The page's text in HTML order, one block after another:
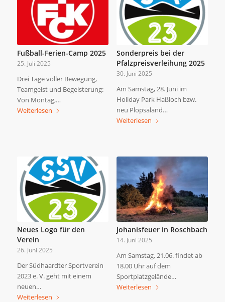
Fußball-Ferien-Camp 2025
25. Juli 2025
Drei Tage voller Bewegung,
Teamgeist und Begeisterung:
Von Montag,…
Weiterlesen
Sonderpreis bei der
Pfalzpreisverleihung 2025
30. Juni 2025
Am Samstag, 28. Juni im
Holiday Park Haßloch bzw.
neu Plopsaland…
Weiterlesen
Neues Logo für den
Verein
26. Juni 2025
Der Südhaardter Sportverein
2023 e. V. geht mit einem
neuen…
Weiterlesen
Johanisfeuer in Roschbach
14. Juni 2025
Am Samstag, 21.06. findet ab
18.00 Uhr auf dem
Sportplatzgelände…
Weiterlesen